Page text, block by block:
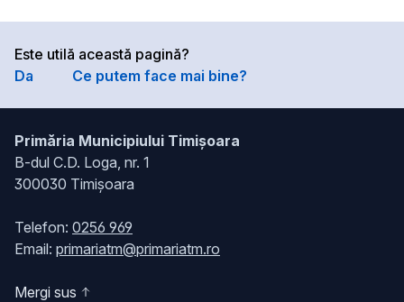
Este utilă această pagină?
Da
Ce putem face mai bine?
Primăria Municipiului Timișoara
B-dul C.D. Loga, nr. 1
300030 Timișoara
Telefon: 0256 969
Email: primariatm@primariatm.ro
Mergi sus